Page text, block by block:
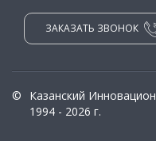
ЗАКАЗАТЬ ЗВОНОК
©
Казанский
1994 - 2026 г.